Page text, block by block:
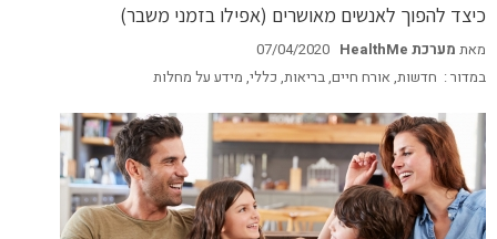
כיצד להפוך לאנשים מאושרים (אפילו בזמני משבר)
מאת מערכת HealthMe
07/04/2020
במדור : חדשות, אורח חיים,בריאות, כללי, מידע על מחלות